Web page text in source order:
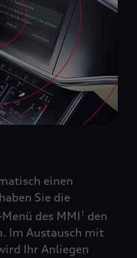
einen
Sie die
des MMI 1
den
Im Austausch mit
Ihr Anliegen